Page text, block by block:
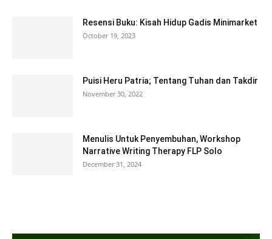
Resensi Buku: Kisah Hidup Gadis Minimarket
October 19, 2023
Puisi Heru Patria; Tentang Tuhan dan Takdir
November 30, 2022
Menulis Untuk Penyembuhan, Workshop
Narrative Writing Therapy FLP Solo
December 31, 2024